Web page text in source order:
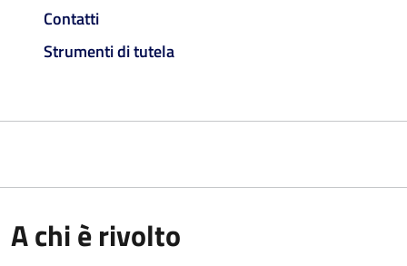
Contatti
Strumenti di tutela
A chi è rivolto